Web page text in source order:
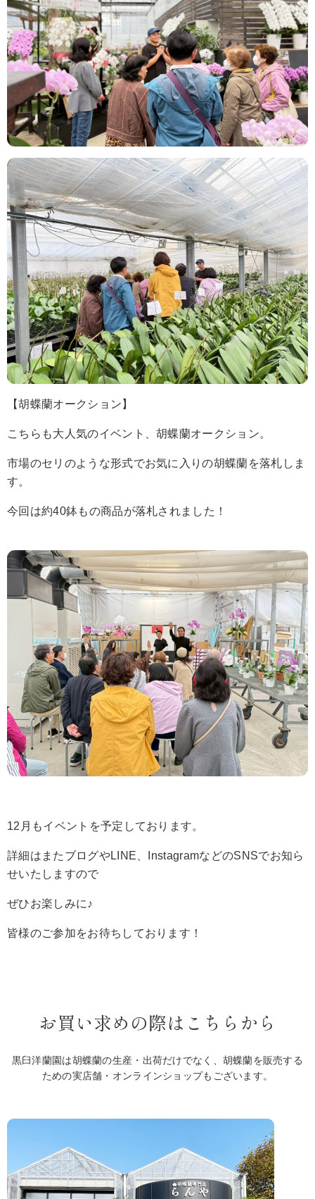
【胡蝶蘭オークション】
こちらも大人気のイベント、胡蝶蘭オークション。
市場のセリのような形式でお気に入りの胡蝶蘭を落札しま
す。
今回は約40鉢もの商品が落札されました！
12月もイベントを予定しております。
詳細はまたブログやLINE、InstagramなどのSNSでお知ら
せいたしますので
ぜひお楽しみに♪
皆様のご参加をお待ちしております！
お買い求めの際はこちらから
黒臼洋蘭園は胡蝶蘭の生産・出荷だけでなく、胡蝶蘭を販売する
ための実店舗・オンラインショップもございます。